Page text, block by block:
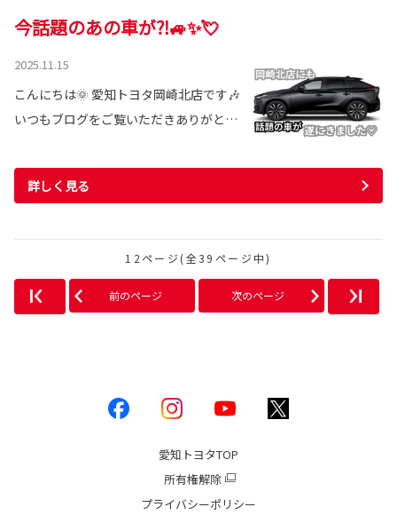
今話題のあの車が⁈🚙✨💘
2025.11.15
こんにちは🌞 愛知トヨタ岡崎北店です🎶
いつもブログをご覧いただきありがと…
詳しく見る
12ページ(全39ページ中)
前のページ 次のページ
愛知トヨタTOP
所有権解除
プライバシーポリシー